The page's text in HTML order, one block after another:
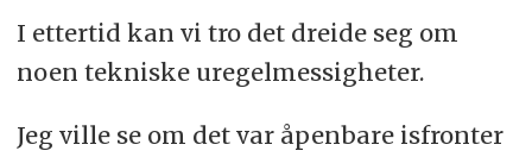
I ettertid kan vi tro det dreide seg om
noen tekniske uregelmessigheter.
Jeg ville se om det var åpenbare isfronter